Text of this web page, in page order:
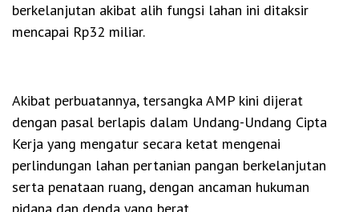
berkelanjutan akibat alih fungsi lahan ini ditaksir
mencapai Rp32 miliar.
Akibat perbuatannya, tersangka AMP kini dijerat
dengan pasal berlapis dalam Undang-Undang Cipta
Kerja yang mengatur secara ketat mengenai
perlindungan lahan pertanian pangan berkelanjutan
serta penataan ruang, dengan ancaman hukuman